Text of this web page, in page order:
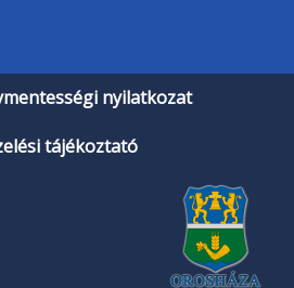
nyilatkozat
tájékoztató